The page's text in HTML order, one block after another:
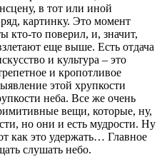
в тот или иной
картинку. Это момент
кто-то поверил, и, значит,
еще выше. Есть отдача
и культура – это
и кропотливое
этой хрупкости
неба. Все же очень
вещи, которые, ну,
но они и есть мудрости. Ну
как это удержать… Главное
слушать небо.